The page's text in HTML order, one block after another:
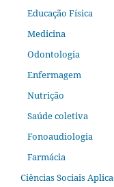
Educação Física
Medicina
Odontologia
Enfermagem
Nutrição
Saúde coletiva
Fonoaudiologia
Farmácia
Ciências Sociais